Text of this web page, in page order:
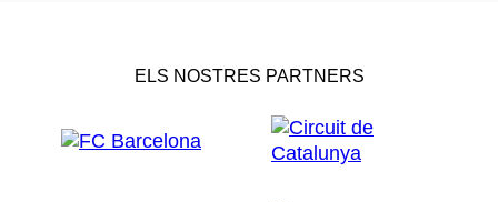
ELS NOSTRES PARTNERS